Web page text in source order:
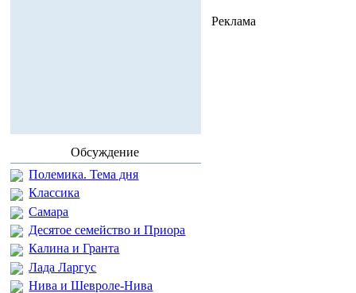
Обсуждение
Полемика. Тема дня
Классика
Самара
Десятое семейство и Приора
Калина и Гранта
Лада Ларгус
Нива и Шевроле-Нива
Реклама